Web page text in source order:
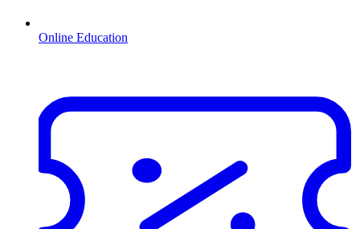
Online Education